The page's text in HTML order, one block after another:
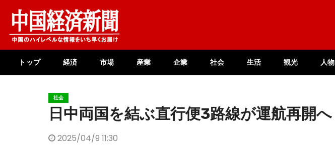
content
トップ 経済 市場 産業 企業 社会 生活 観光 人物
社会
日中両国を結ぶ直行便3路線が運航再開へ
2025/04/9 11:30